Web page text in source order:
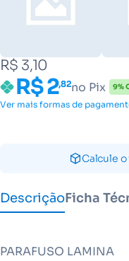
R$ 3,10
R$ 2,82no Pix 9%
Ver mais formas de
Calcule
DescriçãoFicha
PARAFUSO LAMINA